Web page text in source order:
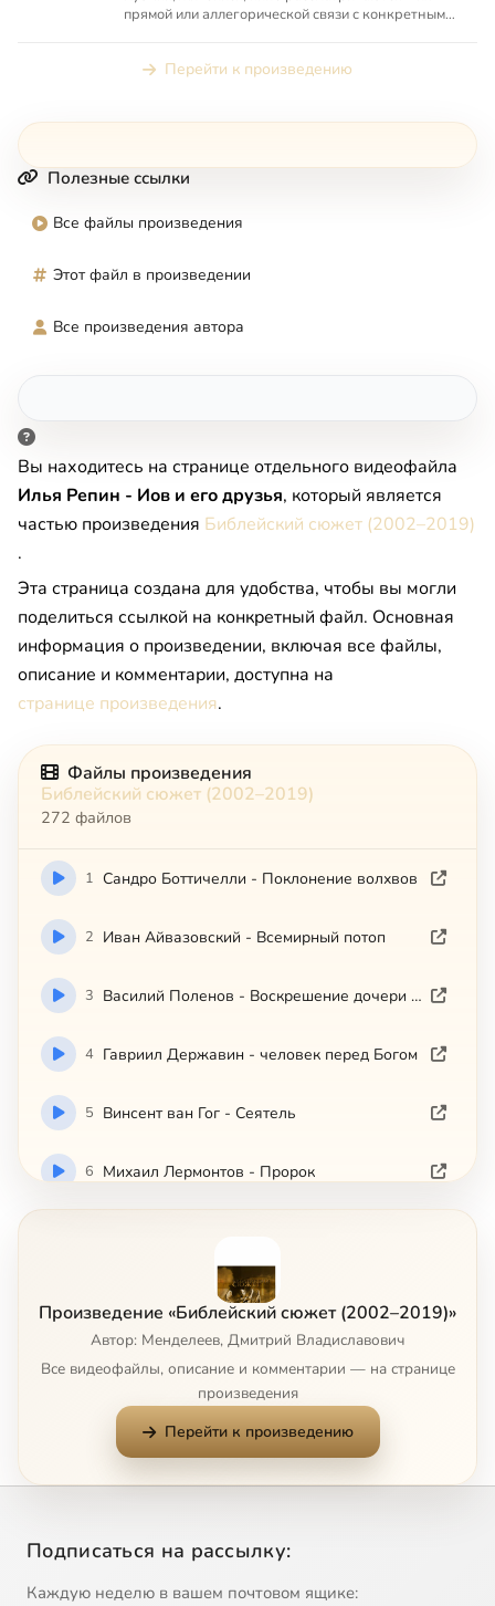
прямой или аллегорической связи с конкретным
Перейти к произведению
Полезные ссылки
Все файлы произведения
Этот файл в произведении
Все произведения автора
Вы находитесь на странице отдельного видеофайла
Илья Репин - Иов и его друзья, который является
частью произведения Библейский сюжет (2002–2019)
.
Эта страница создана для удобства, чтобы вы могли
поделиться ссылкой на конкретный файл. Основная
информация о произведении, включая все файлы,
описание и комментарии, доступна на
странице произведения.
Файлы произведения
Библейский сюжет (2002–2019)
272 файлов
1 Сандро Боттичелли - Поклонение волхвов
2 Иван Айвазовский - Всемирный потоп
3 Василий Поленов - Воскрешение дочери Иаира
4 Гавриил Державин - человек перед Богом
5 Винсент ван Гог - Сеятель
6 Михаил Лермонтов - Пророк
Ингмар Бергман - Седьмая печать
9 Сальвадор Дали - Тайная Вечеря
Илья Репин - Иов и его друзья Сейчас
Осип Мандельштам - Иосиф из Аримафеи
Произведение «Библейский сюжет (2002–2019)»
Автор: Менделеев, Дмитрий Владиславович
Все видеофайлы, описание и комментарии — на странице
произведения
Перейти к произведению
Подписаться на рассылку:
Каждую неделю в вашем почтовом ящике: